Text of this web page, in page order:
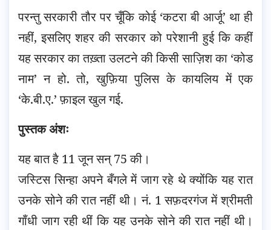
परन्तु सरकारी तौर पर चूँकि कोई ‘कटरा बी आर्जू’ था ही
नहीं, इसलिए शहर की सरकार को परेशानी हुई कि कहीं
यह सरकार का तख़्ता उलटने की किसी साज़िश का ‘कोड
नाम’ न हो. तो, खुफ़िया पुलिस के कायलिय में एक
‘के.बी.ए.’ फ़ाइल खुल गई.
पुस्तक अंशः
यह बात है 11 जून सन् 75 की।
जस्टिस सिन्हा अपने बँगले में जाग रहे थे क्योंकि यह रात
उनके सोने की रात नहीं थी। नं. 1 सफ़दरगंज में श्रीमती
गाँधी जाग रही थीं कि यह उनके सोने की रात नहीं थी।